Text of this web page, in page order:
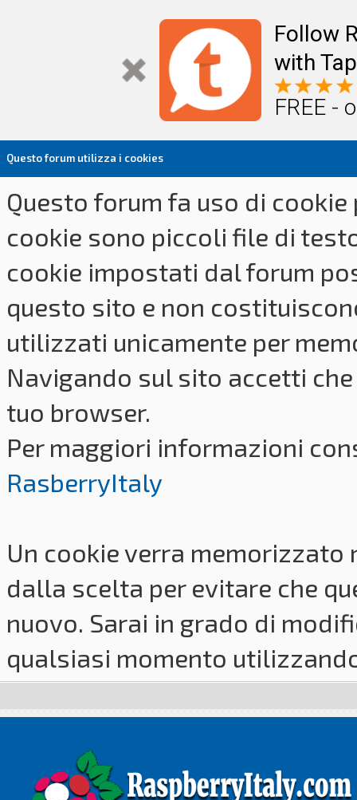
Follow
with
FREE -
Questo forum utilizza i cookies
Questo forum fa uso di
cookie sono piccoli file di
cookie impostati dal forum
questo sito e non
utilizzati unicamente per
Navigando sul sito accetti
tuo browser.
Per maggiori informazioni
RasberryItaly
Un cookie verra
dalla scelta per evitare che
nuovo. Sarai in grado di
qualsiasi momento